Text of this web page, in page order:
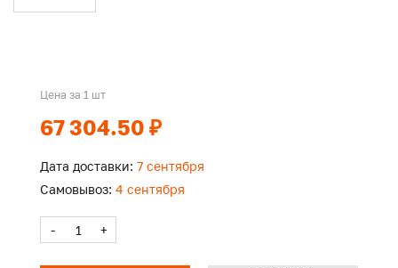
Цена за 1 шт
67 304.50 ₽
Дата доставки: 7 сентября
Самовывоз: 4 сентября
- +